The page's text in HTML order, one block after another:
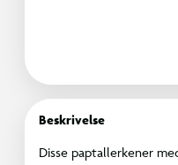
Beskrivelse
Disse paptallerkener